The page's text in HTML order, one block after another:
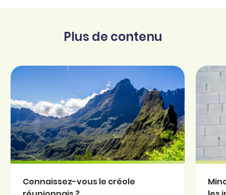
Plus de contenu
Connaissez-vous le créole